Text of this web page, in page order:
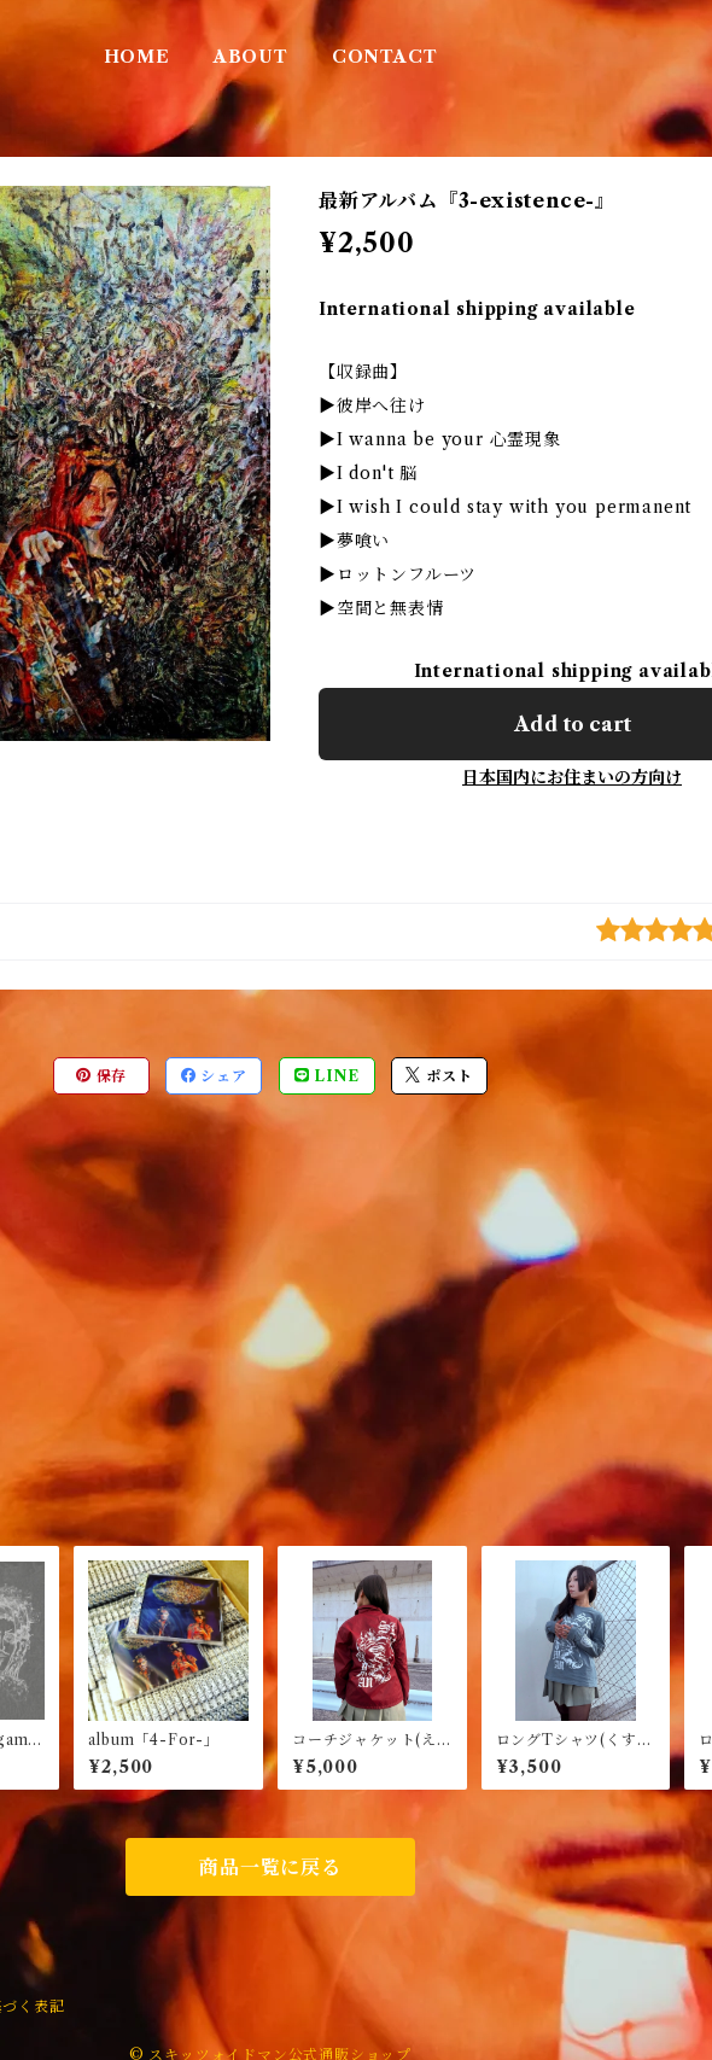
HOME ABOUT CONTACT
最新アルバム『3-existence-』
¥2,500
International shipping available
【収録曲】
▶︎彼岸へ往け
▶︎I wanna be your 心霊現象
▶︎I don't 脳
▶︎I wish I could stay with you permanent
▶︎夢喰い
▶︎ロットンフルーツ
▶︎空間と無表情
International shipping
Add to cart
日本国内にお住まいの方向け
保存 シェア LINE ポスト
album「4-For-」
¥2,500
コーチジャケット(え
んじ)
¥5,000
ロングTシャツ(くすみ
ブルー)
¥3,500
商品一覧に戻る
く表記
© スキッツォイドマン公式通販ショップ